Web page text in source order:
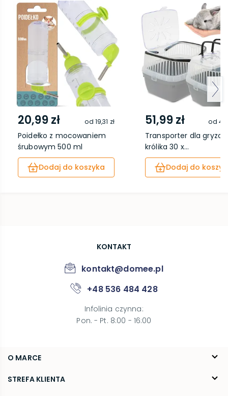
20,99 zł od 19,31 zł
Poidełko z mocowaniem
śrubowym 500 ml
Dodaj do koszyka
51,99 zł od
Transporter dla
królika 30 x...
Dodaj do
O MARCE
O nas
STREFA KLIENTA
KONTAKT
kontakt@domee.pl
+48 536 484 428
Infolinia czynna:
Pon. - Pt. 8:00 - 16:00